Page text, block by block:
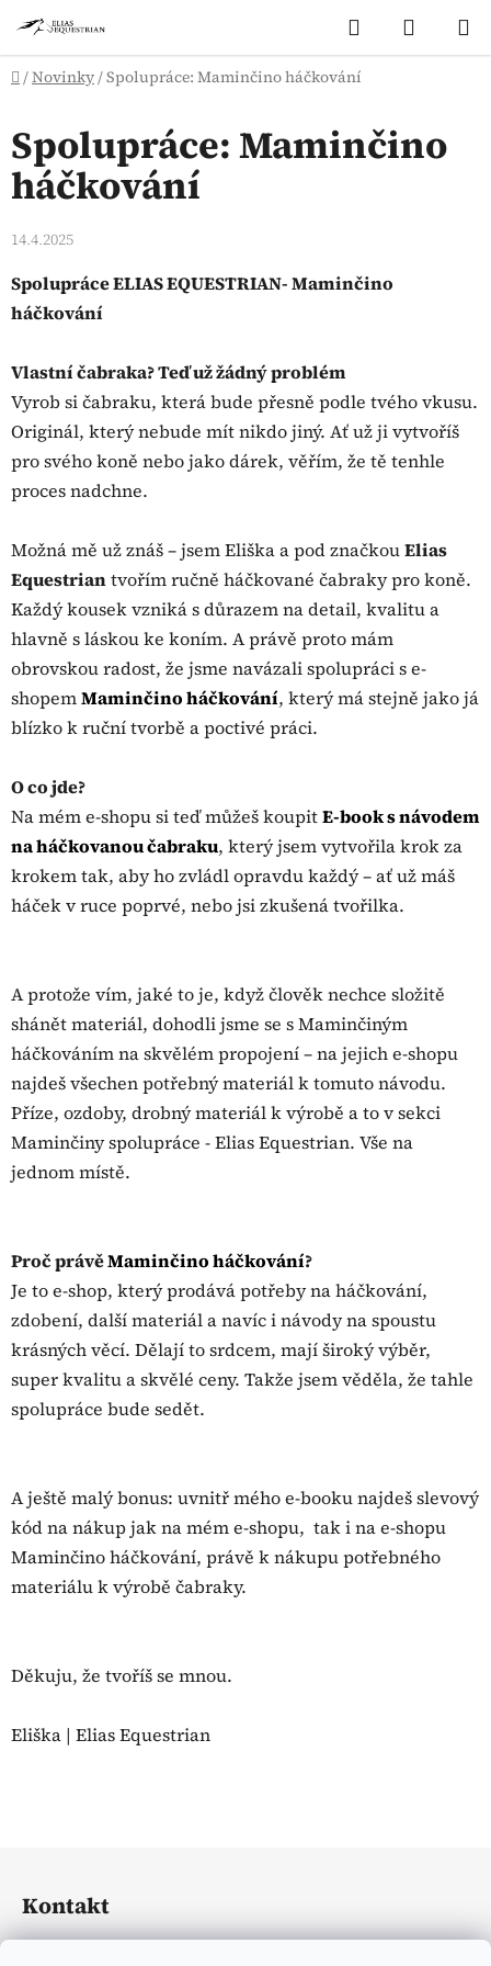
na
obsah
Hledat
KOŠÍK
Domů
/Novinky/Spolupráce: Maminčino háčkování
Spolupráce: Maminčino
háčkování
14.4.2025
Spolupráce ELIAS EQUESTRIAN- Maminčino
háčkování
Vlastní čabraka? Teď už žádný problém
Vyrob si čabraku, která bude přesně podle tvého vkusu.
Originál, který nebude mít nikdo jiný. Ať už ji vytvoříš
pro svého koně nebo jako dárek, věřím, že tě tenhle
proces nadchne.
Možná mě už znáš – jsem Eliška a pod značkouElias
Equestriantvořím ručně háčkované čabraky pro koně.
Každý kousek vzniká s důrazem na detail, kvalitu a
hlavně s láskou ke koním. A právě proto mám
obrovskou radost, že jsme navázali spolupráci s e-
shopemMaminčino háčkování, který má stejně jako já
blízko k ruční tvorbě a poctivé práci.
O co jde?
Na mém e-shopu si teď můžeš koupitE-book s návodem
na háčkovanou čabraku, který jsem vytvořila krok za
krokem tak, aby ho zvládl opravdu každý – ať už máš
háček v ruce poprvé, nebo jsi zkušená tvořilka.
A protože vím, jaké to je, když člověk nechce složitě
shánět materiál, dohodli jsme se s Maminčiným
háčkováním na skvělém propojení – na jejich e-shopu
najdeš všechen potřebný materiál k tomuto návodu.
Příze, ozdoby, drobný materiál k výrobě a to v sekci
Maminčiny spolupráce - Elias Equestrian. Vše na
jednom místě.
Proč právěMaminčino háčkování?
Je to e-shop, který prodává potřeby na háčkování,
zdobení, další materiál a navíc i návody na spoustu
krásných věcí. Dělají to srdcem, mají široký výběr,
super kvalitu a skvělé ceny. Takže jsem věděla, že tahle
spolupráce bude sedět.
A ještě malý bonus: uvnitř mého e-booku najdeš slevový
kód na nákup jak na mém e-shopu, tak i na e-shopu
Maminčino háčkování, právě k nákupu potřebného
materiálu k výrobě čabraky.
Děkuju, že tvoříš se mnou.
Eliška | Elias Equestrian
a
Kontakt